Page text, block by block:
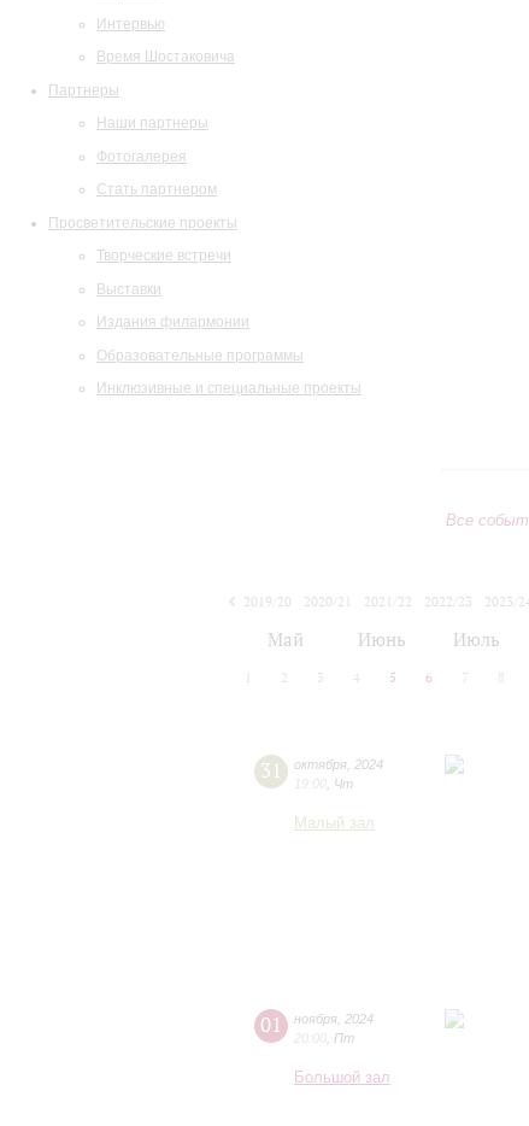
Интервью
Время Шостаковича
Партнеры
Наши партнеры
Фотогалерея
Стать партнером
Просветительские проекты
Творческие встречи
Выставки
Издания филармонии
Образовательные программы
Инклюзивные и специальные проекты
Все
2019/20
2020/21 2021/22 2022/23
2023/
Май Июнь Июль
2 3 4 5 6 7 8
31 октября 2024
19:00 Чт
Малый зал
01 ноября 2024
20:00 Пт
Большой зал